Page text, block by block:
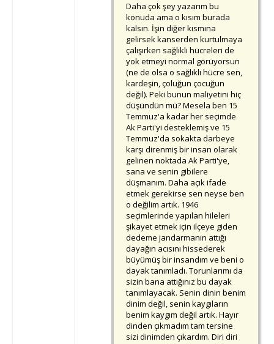
Daha çok şey yazarım bu
konuda ama o kısım burada
kalsın. İşin diğer kısmına
gelirsek kanserden kurtulmaya
çalışırken sağlıklı hücreleri de
yok etmeyi normal görüyorsun
(ne de olsa o sağlıklı hücre sen,
kardeşin, çoluğun çocuğun
değil). Peki bunun maliyetini hiç
düşündün mü? Mesela ben 15
Temmuz'a kadar her seçimde
Ak Parti'yi desteklemiş ve 15
Temmuz'da sokakta darbeye
karşı direnmiş bir insan olarak
gelinen noktada Ak Parti'ye,
sana ve senin gibilere
düşmanım. Daha açık ifade
etmek gerekirse sen neyse ben
o değilim artık. 1946
seçimlerinde yapılan hileleri
şikayet etmek için ilçeye giden
dedeme jandarmanın attığı
dayağın acısını hissederek
büyümüş bir insandım ve beni o
dayak tanımladı. Torunlarımı da
sizin bana attığınız bu dayak
tanımlayacak. Senin dinin benim
dinim değil, senin kaygıların
benim kaygım değil artık. Hayır
dinden çıkmadım tam tersine
sizi dinimden çıkardım. Diri diri